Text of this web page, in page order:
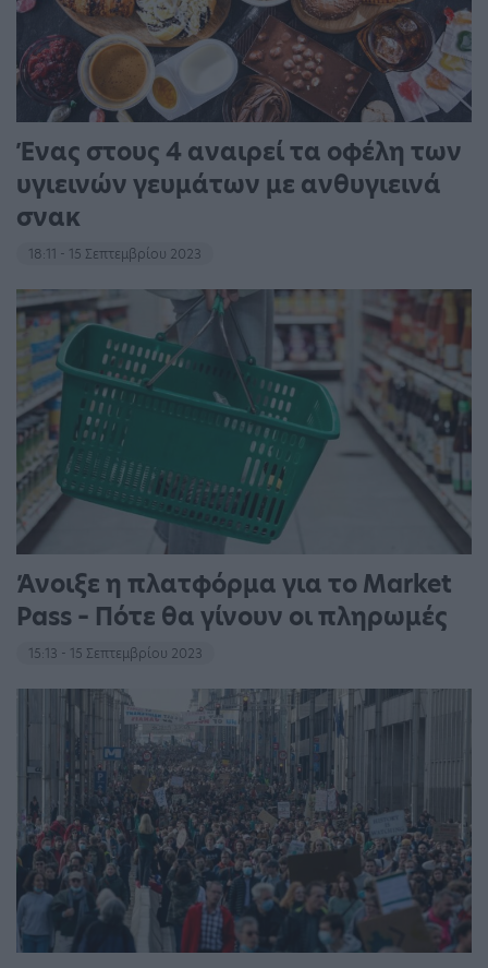
Ένας στους 4 αναιρεί τα οφέλη των
υγιεινών γευμάτων με ανθυγιεινά
σνακ
18:11 - 15 Σεπτεμβρίου 2023
Άνοιξε η πλατφόρμα για το Market
Pass – Πότε θα γίνουν οι πληρωμές
15:13 - 15 Σεπτεμβρίου 2023